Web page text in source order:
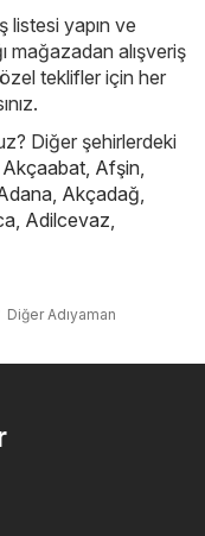
listesi yapın ve
mağazadan alışveriş
teklifler için her
Diğer şehirlerdeki
Akçaabat Afşin
Akçadağ
Adilcevaz
Diğer Adıyaman